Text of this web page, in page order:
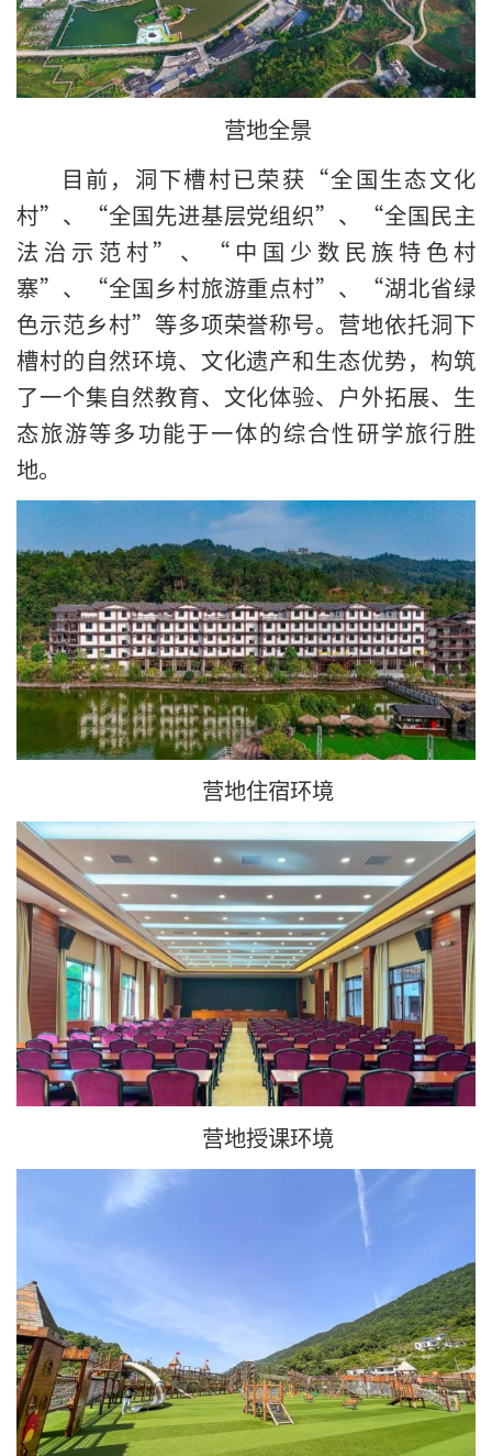
营地全景
目前，洞下槽村已荣获“全国生态文化
村”、“全国先进基层党组织”、“全国民主
法治示范村”、“中国少数民族特色村
寨”、“全国乡村旅游重点村”、“湖北省绿
色示范乡村”等多项荣誉称号。营地依托洞下
槽村的自然环境、文化遗产和生态优势，构筑
了一个集自然教育、文化体验、户外拓展、生
态旅游等多功能于一体的综合性研学旅行胜
地。
营地住宿环境
营地授课环境